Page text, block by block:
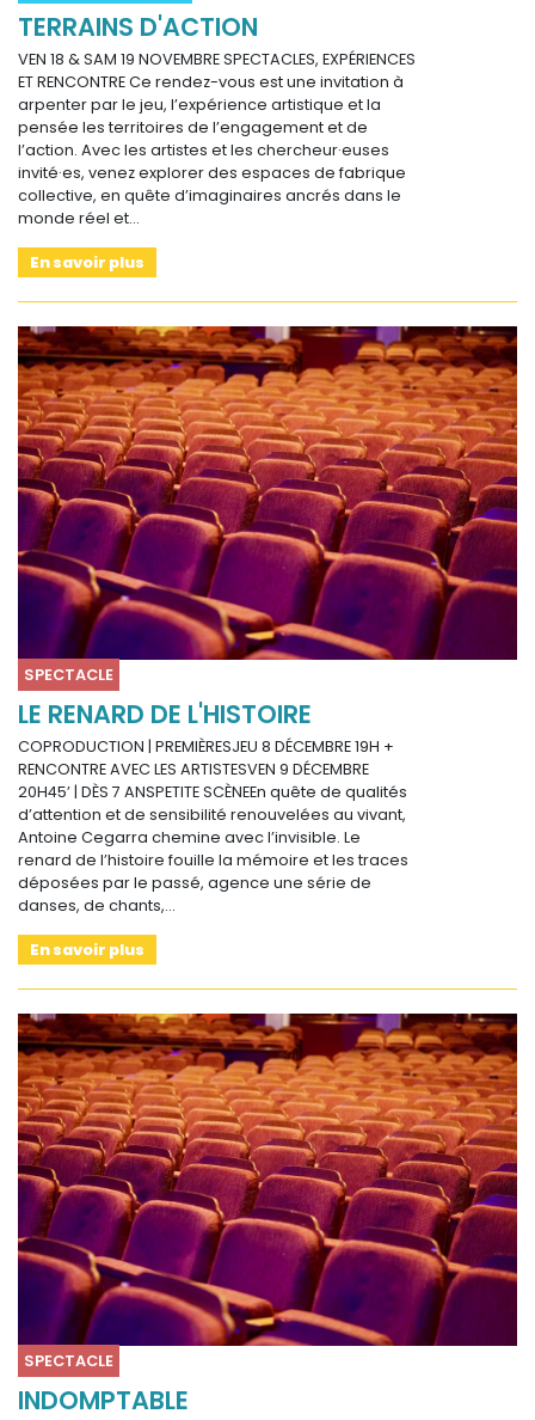
TERRAINS D'ACTION
VEN 18 & SAM 19 NOVEMBRE SPECTACLES, EXPÉRIENCES
ET RENCONTRE Ce rendez-vous est une invitation à
arpenter par le jeu, l’expérience artistique et la
pensée les territoires de l’engagement et de
l’action. Avec les artistes et les chercheur·euses
invité·es, venez explorer des espaces de fabrique
collective, en quête d’imaginaires ancrés dans le
monde réel et…
En savoir plus
SPECTACLE
LE RENARD DE L'HISTOIRE
COPRODUCTION | PREMIÈRESJEU 8 DÉCEMBRE 19H +
RENCONTRE AVEC LES ARTISTESVEN 9 DÉCEMBRE
20H45’ | DÈS 7 ANSPETITE SCÈNEEn quête de qualités
d’attention et de sensibilité renouvelées au vivant,
Antoine Cegarra chemine avec l’invisible. Le
renard de l’histoire fouille la mémoire et les traces
déposées par le passé, agence une série de
danses, de chants,…
En savoir plus
SPECTACLE
INDOMPTABLE